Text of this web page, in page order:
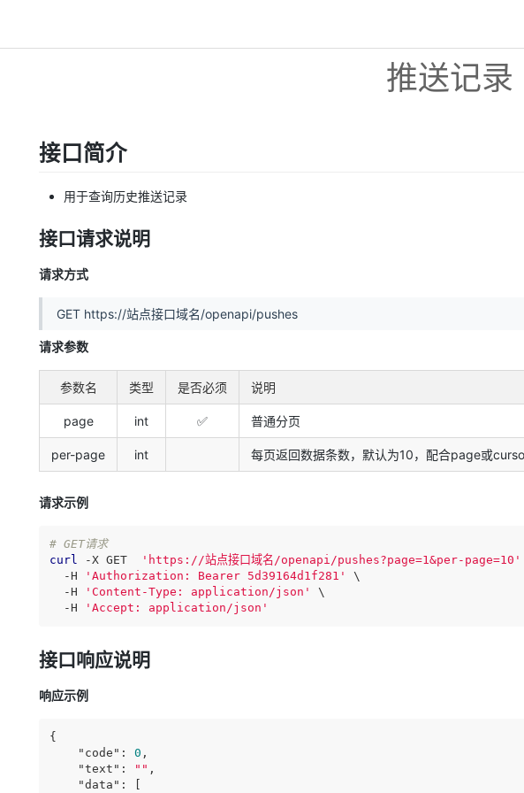
推送记录
接口简介
用于查询历史推送记录
接口请求说明
请求方式
GET https://站点接口域名/openapi/pushes
请求参数
参数名 类型 是否必须 说明
page int ✅ 普通分页
per-page int 每页返回数据条数，默认为10，配合page或
请求示例
# GET请求
curl
-X GET 'https://站点接口域名/openapi/pushes?page=1&per-page=10'
  -H
'Authorization: Bearer 5d39164d1f281'
\
  -H
'Content-Type: application/json'
\
  -H
'Accept: application/json'
接口响应说明
响应示例
{
"code" : 0 ,
"text" : "" ,
"data" : [